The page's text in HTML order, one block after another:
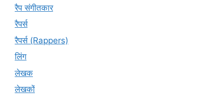
रैप संगीतकार
रैपर्स
रैपर्स (Rappers)
लिंग
लेखक
लेखकों